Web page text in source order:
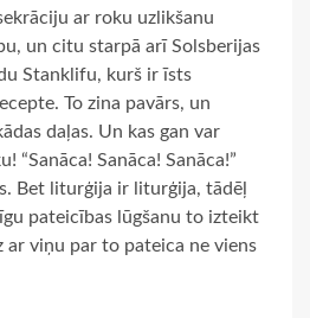
ar roku uzlikšanu
un citu starpā arī Solsberijas
Stanklifu, kurš ir īsts
To zina pavārs, un
daļas. Un kas gan var
“Sanāca! Sanāca! Sanāca!”
Bet liturģija ir liturģija, tādēļ
pateicības lūgšanu to izteikt
ar viņu par to pateica ne viens